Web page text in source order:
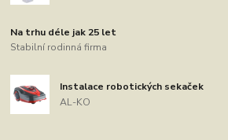
Na trhu déle jak 25 let
Stabilní rodinná firma
Instalace robotických sekaček
AL-KO